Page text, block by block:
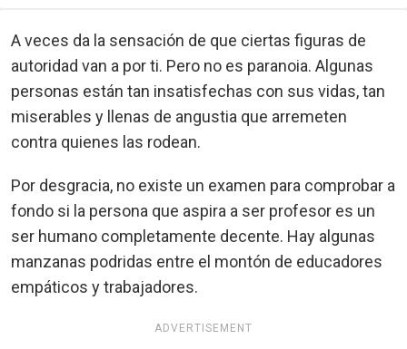
A veces da la sensación de que ciertas figuras de
autoridad van a por ti. Pero no es paranoia. Algunas
personas están tan insatisfechas con sus vidas, tan
miserables y llenas de angustia que arremeten
contra quienes las rodean.
Por desgracia, no existe un examen para comprobar a
fondo si la persona que aspira a ser profesor es un
ser humano completamente decente. Hay algunas
manzanas podridas entre el montón de educadores
empáticos y trabajadores.
ADVERTISEMENT